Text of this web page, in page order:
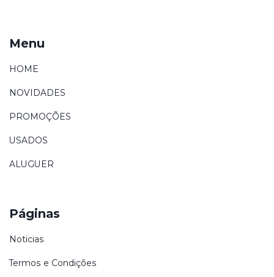
Menu
HOME
NOVIDADES
PROMOÇÕES
USADOS
ALUGUER
Páginas
Noticias
Termos e Condições